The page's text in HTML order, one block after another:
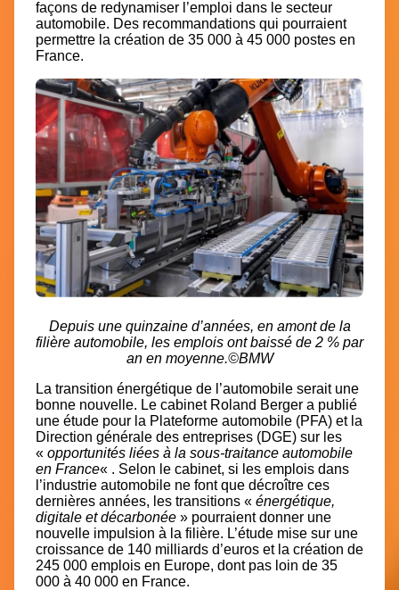
façons de redynamiser l’emploi dans le secteur
automobile. Des recommandations qui pourraient
permettre la création de 35 000 à 45 000 postes en
France.
Depuis une quinzaine d’années, en amont de la
filière automobile, les emplois ont baissé de 2 % par
an en moyenne.©BMW
La transition énergétique de l’automobile serait une
bonne nouvelle. Le cabinet Roland Berger a publié
une étude pour la Plateforme automobile (PFA) et la
Direction générale des entreprises (DGE) sur les
« opportunités liées à la sous-traitance automobile
en France« . Selon le cabinet, si les emplois dans
l’industrie automobile ne font que décroître ces
dernières années, les transitions « énergétique,
digitale et décarbonée » pourraient donner une
nouvelle impulsion à la filière. L’étude mise sur une
croissance de 140 milliards d’euros et la création de
245 000 emplois en Europe, dont pas loin de 35
000 à 40 000 en France.